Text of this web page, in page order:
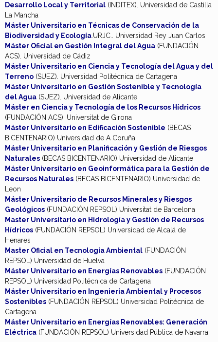
Desarrollo Local y Territorial (INDITEX). Universidad de Castilla
La Mancha
Máster Universitario en Técnicas de Conservación de la
Biodiversidad y Ecología .URJC.. Universidad Rey Juan Carlos
Máster Oficial en Gestión Integral del Agua (FUNDACIÓN
ACS). Universidad de Cádiz
Máster Universitario en Ciencia y Tecnología del Agua y del
Terreno (SUEZ). Universidad Politécnica de Cartagena
Máster Universitario en Gestión Sostenible y Tecnología
del Agua (SUEZ). Universidad de Alicante
Máster en Ciencia y Tecnología de los Recursos Hídricos
(FUNDACIÓN ACS). Universitat de Girona
Máster Universitario en Edificación Sostenible (BECAS
BICENTENARIO) Universidad de A Coruña
Máster Universitario en Planificación y Gestión de Riesgos
Naturales (BECAS BICENTENARIO) Universidad de Alicante
Máster Universitario en Geoinformática para la Gestión de
Recursos Naturales (BECAS BICENTENARIO) Universidad de
Leon
Máster Universitario de Recursos Minerales y Riesgos
Geológicos (FUNDACIÓN REPSOL) Universitat de Barcelona
Master Universitario en Hidrología y Gestión de Recursos
Hídricos (FUNDACIÓN REPSOL) Universidad de Alcalá de
Henares
Master Oficial en Tecnología Ambiental (FUNDACIÓN
REPSOL) Universidad de Huelva
Máster Universitario en Energías Renovables (FUNDACIÓN
REPSOL) Universidad Politécnica de Cartagena
Máster Universitario en Ingeniería Ambiental y Procesos
Sostenibles (FUNDACIÓN REPSOL) Universidad Politécnica de
Cartagena
Máster Universitario en Energías Renovables: Generación
Eléctrica (FUNDACIÓN REPSOL) Universidad Pública de Navarra